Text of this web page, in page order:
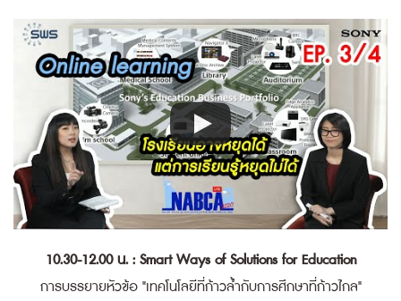
10.30-12.00 น. : Smart Ways of Solutions for Education
การบรรยายหัวข้อ "เทคโนโลยีที่ก้าวล้ำกับการศึกษาที่ก้าวไกล"